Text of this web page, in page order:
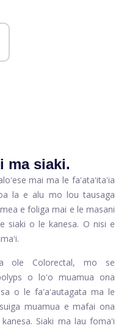
ma siaki.
mai ma le faʻataʻitaʻia
la e alu mo lou tausaga
e foliga mai e le masani
siaki o le kanesa. O nisi e
ole Colorectal, mo se
o loʻo muamua ona
o le faʻaʻautagata ma le
muamua e mafai ona
Siaki ma lau fomaʻi